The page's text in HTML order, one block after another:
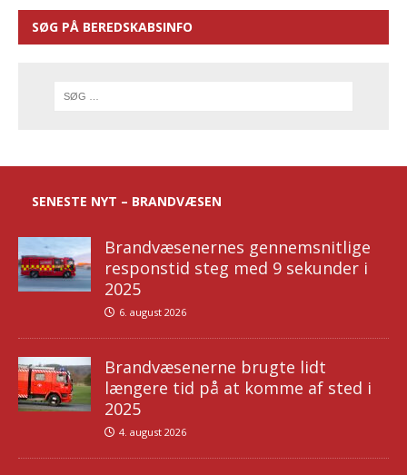
SØG PÅ BEREDSKABSINFO
SENESTE NYT – BRANDVÆSEN
Brandvæsenernes gennemsnitlige
responstid steg med 9 sekunder i
2025
6. august 2026
Brandvæsenerne brugte lidt
længere tid på at komme af sted i
2025
4. august 2026